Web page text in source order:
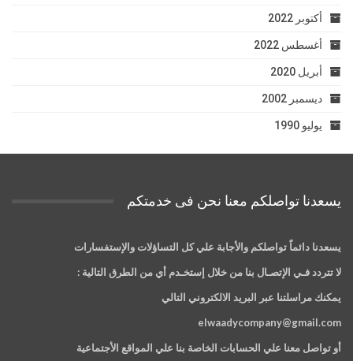
أكتوبر 2022
أغسطس 2022
أبريل 2020
ديسمبر 2002
يوليو 1990
يسعدنا تواصلكم معنا نحن فى خدمتكم
يسعدنا دائماً تواصلكم والأجابة علي كل التساؤلات والإستفسارات
لا تتردد فـي الإتصـال بنا من خلال إستخـدم أي من الطرق التالية :
يمكنك مراسلتنا عبر البريد الالكتروني التالي
elwaadycompany@gmail.com
أو تواصل معنا علي الحسابات الخاصة بنا علي المواقع الأجتماعية